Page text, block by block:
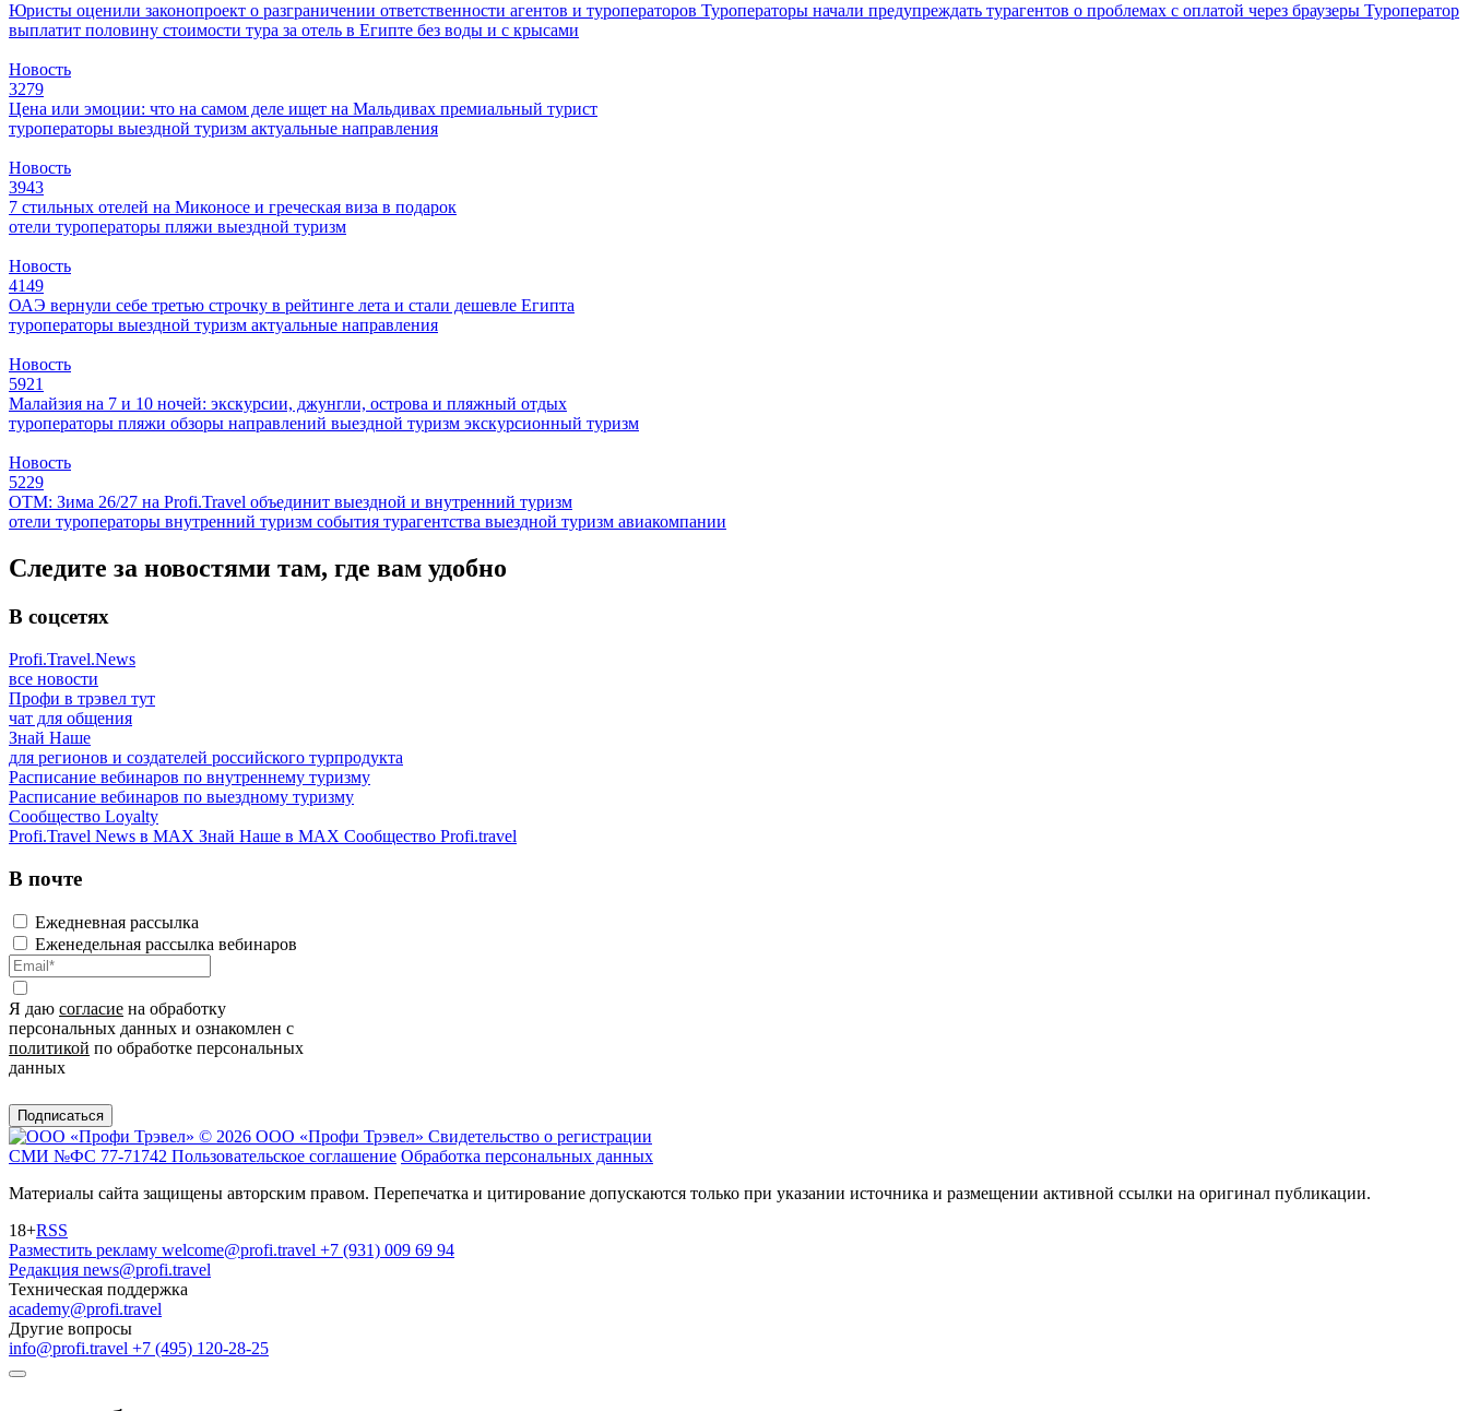
Юристы оценили законопроект о разграничении ответственности агентов и туроператоров Туроператоры начали предупреждать турагентов о проблемах с оплатой через браузеры Туроператор
выплатит половину стоимости тура за отель в Египте без воды и с крысами
Новость
3279
Цена или эмоции: что на самом деле ищет на Мальдивах премиальный турист
туроператоры выездной туризм актуальные направления
Новость
3943
7 стильных отелей на Миконосе и греческая виза в подарок
отели туроператоры пляжи выездной туризм
Новость
4149
ОАЭ вернули себе третью строчку в рейтинге лета и стали дешевле Египта
туроператоры выездной туризм актуальные направления
Новость
5921
Малайзия на 7 и 10 ночей: экскурсии, джунгли, острова и пляжный отдых
туроператоры пляжи обзоры направлений выездной туризм экскурсионный туризм
Новость
5229
ОТМ: Зима 26/27 на Profi.Travel объединит выездной и внутренний туризм
отели туроператоры внутренний туризм события турагентства выездной туризм авиакомпании
Следите за новостями там, где вам удобно
В соцсетях
Profi.Travel.News
все новости
Профи в трэвел тут
чат для общения
Знай Наше
для регионов и создателей российского турпродукта
Расписание вебинаров по внутреннему туризму
Расписание вебинаров по выездному туризму
Сообщество Loyalty
Profi.Travel News в MAX Знай Наше в MAX Сообщество Profi.travel
В почте
Ежедневная рассылка
Еженедельная рассылка вебинаров
Я даю согласие на обработку
персональных данных и ознакомлен с
политикой по обработке персональных
данных
Подписаться
© 2026 ООО «Профи Трэвeл» Свидетельство о регистрации
СМИ №ФС 77-71742 Пользовательское соглашение Обработка персональных данных
Материалы сайта защищены авторским правом. Перепечатка и цитирование допускаются только при указании источника и размещении активной ссылки на оригинал публикации.
18+RSS
Разместить рекламу welcome@profi.travel +7 (931) 009 69 94
Редакция news@profi.travel
Техническая поддержка
academy@profi.travel
Другие вопросы
info@profi.travel +7 (495) 120-28-25